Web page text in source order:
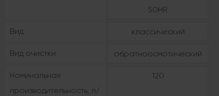
50HR
Вид классический
Вид очистки обратноосмотический
Номинальная
производительность, л/
120